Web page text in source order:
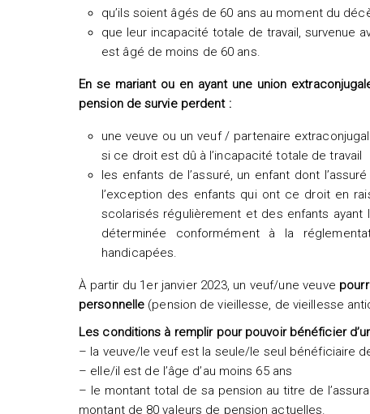
qu’ils soient âgés de 60 ans au moment du
que leur incapacité totale de travail, survenue
est âgé de moins de 60 ans.
En se mariant ou en ayant une union
pension de survie perdent :
une veuve ou un veuf / partenaire
si ce droit est dû à l’incapacité totale de travail
les enfants de l’assuré, un enfant dont
l’exception des enfants qui ont ce droit en
scolarisés régulièrement et des enfants
déterminée conformément à la
handicapées.
À partir du 1er janvier 2023, un veuf/une veuve
personnelle (pension de vieillesse, de vieillesse
Les conditions à remplir pour pouvoir bénéficier
– la veuve/le veuf est la seule/le seul bénéficiaire
– elle/il est de l’âge d’au moins 65 ans
– le montant total de sa pension au titre de
montant de 80 valeurs de pension actuelles.